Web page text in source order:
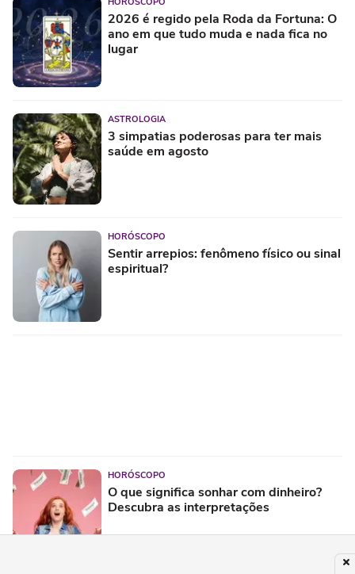
2026 é regido pela Roda da Fortuna: O
ano em que tudo muda e nada fica no
lugar
ASTROLOGIA
3 simpatias poderosas para ter mais
saúde em agosto
HORÓSCOPO
Sentir arrepios: fenômeno físico ou sinal
espiritual?
HORÓSCOPO
O que significa sonhar com dinheiro?
Descubra as interpretações